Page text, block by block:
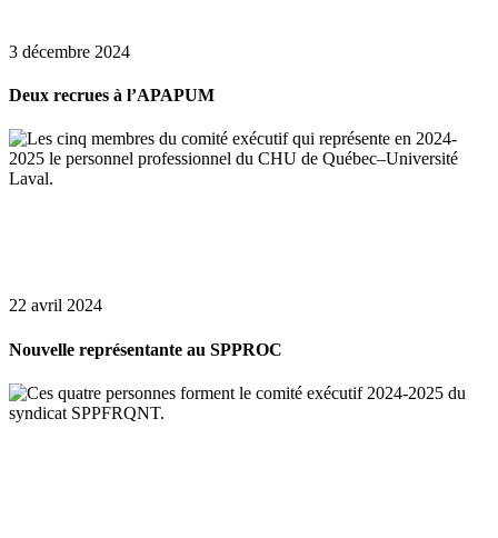
3 décembre 2024
Deux recrues à l’APAPUM
22 avril 2024
Nouvelle représentante au SPPROC